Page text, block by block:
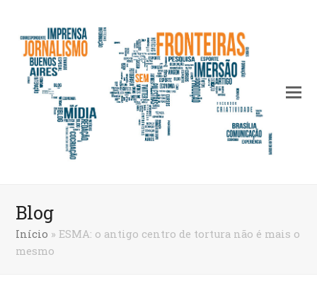
Blog
Início »ESMA: o antigo centro de tortura não é mais o
mesmo